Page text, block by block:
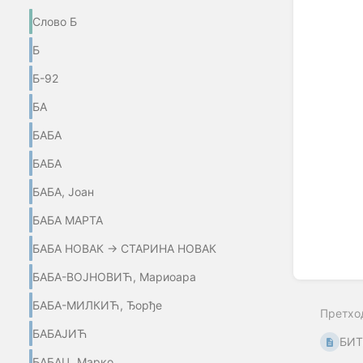
Слово Б
Б
Б-92
БА
БАБА
БАБА
БАБА, Јоан
БАБА МАРТА
БАБА НОВАК → СТАРИНА НОВАК
БАБА-ВОЈНОВИЋ, Мариоара
БАБА-МИЛКИЋ, Ђорђе
БАБАЈИЋ